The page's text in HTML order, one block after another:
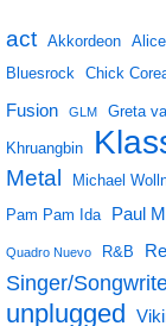
act Akkordeon
Bluesrock Chick
Fusion GLM Greta
Khruangbin
Metal Michael
Pam Pam Ida
Paul
Quadro Nuevo R&B
Singer/
unplugged